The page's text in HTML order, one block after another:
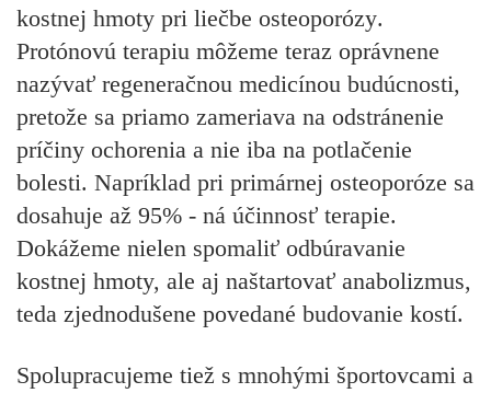
kostnej hmoty pri liečbe osteoporózy.
Protónovú terapiu môžeme teraz oprávnene
nazývať regeneračnou medicínou budúcnosti,
pretože sa priamo zameriava na odstránenie
príčiny ochorenia a nie iba na potlačenie
bolesti. Napríklad pri primárnej osteoporóze sa
dosahuje až 95% - ná účinnosť terapie.
Dokážeme nielen spomaliť odbúravanie
kostnej hmoty, ale aj naštartovať anabolizmus,
teda zjednodušene povedané budovanie kostí.
Spolupracujeme tiež s mnohými športovcami a